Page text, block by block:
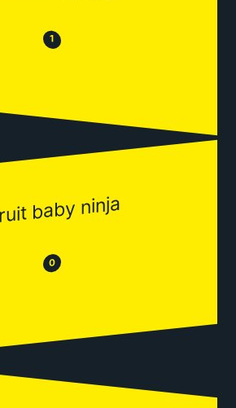
😒 1 😂
baby ninja
😒 0 😂